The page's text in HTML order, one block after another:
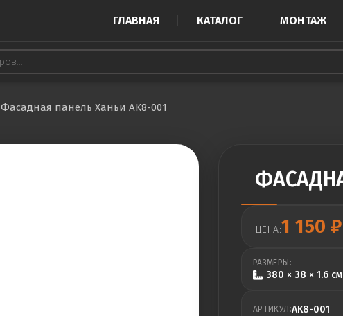
ГЛАВНАЯ КАТАЛОГ МОНТАЖ
Фасадная панель Ханьи AK8-001
ЦЕНА:1 150 ₽
РАЗМЕРЫ:
380 × 38 × 1.6 см
АРТИКУЛ:AK8-001